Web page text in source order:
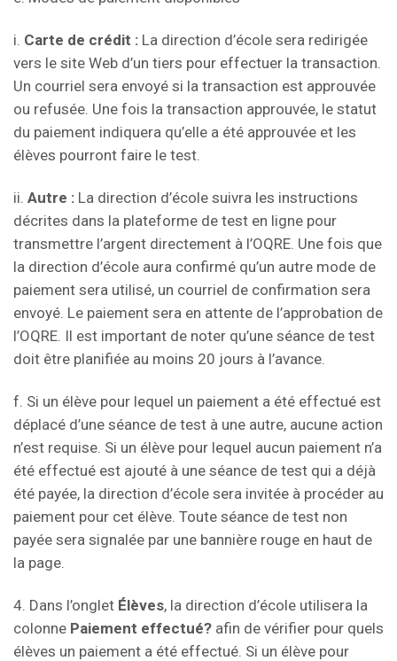
i. Carte de crédit : La direction d’école sera redirigée
vers le site Web d’un tiers pour effectuer la transaction.
Un courriel sera envoyé si la transaction est approuvée
ou refusée. Une fois la transaction approuvée, le statut
du paiement indiquera qu’elle a été approuvée et les
élèves pourront faire le test.
ii. Autre : La direction d’école suivra les instructions
décrites dans la plateforme de test en ligne pour
transmettre l’argent directement à l’OQRE. Une fois que
la direction d’école aura confirmé qu’un autre mode de
paiement sera utilisé, un courriel de confirmation sera
envoyé. Le paiement sera en attente de l’approbation de
l’OQRE. Il est important de noter qu’une séance de test
doit être planifiée au moins 20 jours à l’avance.
f. Si un élève pour lequel un paiement a été effectué est
déplacé d’une séance de test à une autre, aucune action
n’est requise. Si un élève pour lequel aucun paiement n’a
été effectué est ajouté à une séance de test qui a déjà
été payée, la direction d’école sera invitée à procéder au
paiement pour cet élève. Toute séance de test non
payée sera signalée par une bannière rouge en haut de
la page.
4. Dans l’onglet Élèves, la direction d’école utilisera la
colonne Paiement effectué? afin de vérifier pour quels
élèves un paiement a été effectué. Si un élève pour